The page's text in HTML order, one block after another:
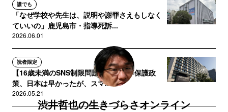
誰でも
「なぜ学校や先生は、説明や謝罪さえもしなく
ていいの」鹿児島市・指導死訴...
2026.06.01
読者限定
【16歳未満のSNS制限問題】「青少年保護政
策、日本は早かったが、スマ...
2026.05.21
渋井哲也の生きづらさオンライン